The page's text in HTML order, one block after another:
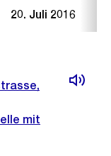
20. Juli 2016
mit